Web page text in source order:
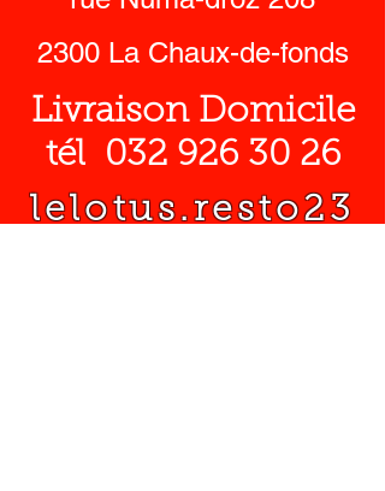
2300 La Chaux-de-fonds
Livraison Domicile
tél 032 926 30 26
lelotus.resto23